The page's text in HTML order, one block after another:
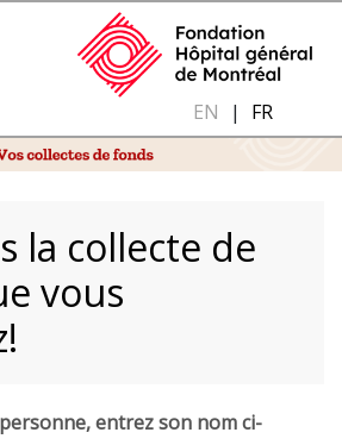
EN | FR
la collecte de
vous
entrez son nom ci-